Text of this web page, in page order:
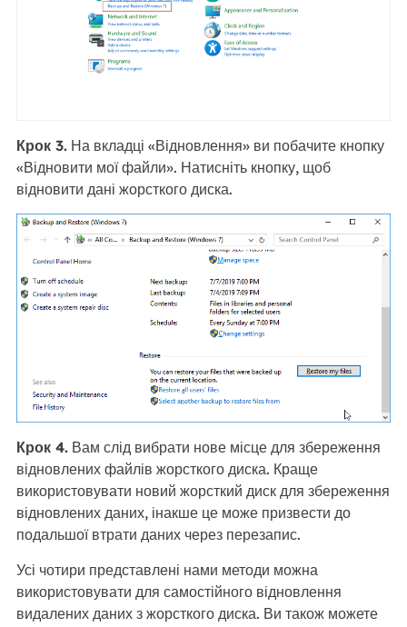
Крок 3.На вкладці «Відновлення» ви побачите кнопку
«Відновити мої файли». Натисніть кнопку, щоб
відновити дані жорсткого диска.
Крок 4.Вам слід вибрати нове місце для збереження
відновлених файлів жорсткого диска. Краще
використовувати новий жорсткий диск для збереження
відновлених даних, інакше це може призвести до
подальшої втрати даних через перезапис.
Усі чотири представлені нами методи можна
використовувати для самостійного відновлення
видалених даних з жорсткого диска. Ви також можете